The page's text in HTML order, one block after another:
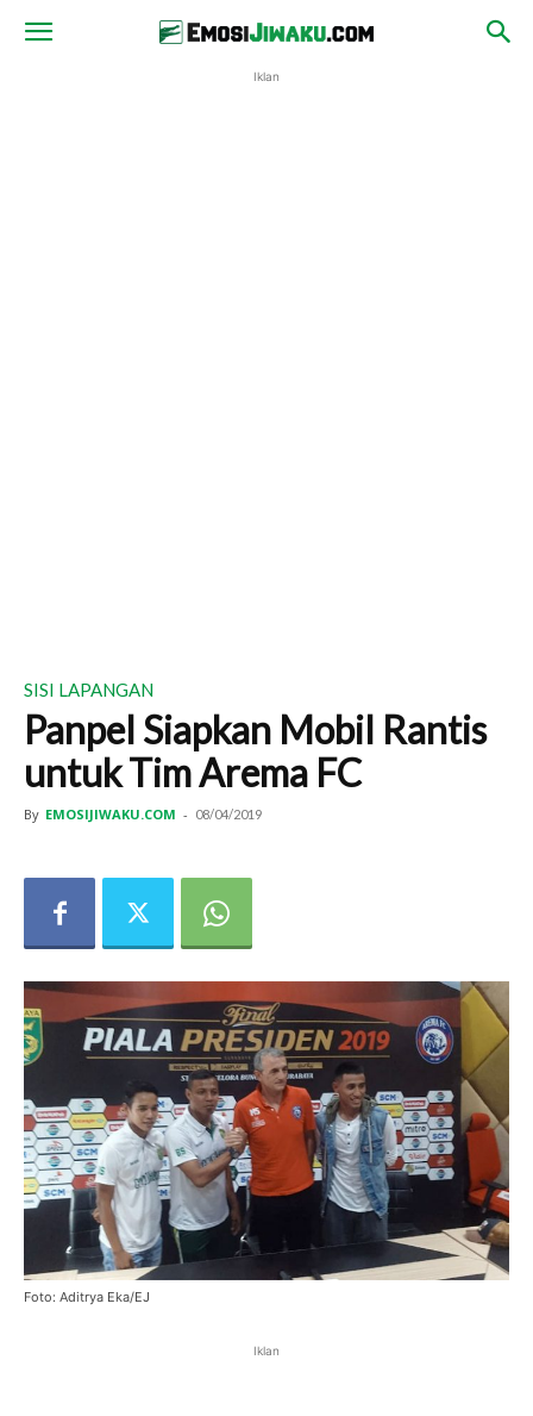
Iklan
SISI LAPANGAN
Panpel Siapkan Mobil Rantis
untuk Tim Arema FC
By EMOSIJIWAKU.COM - 08/04/2019
Foto: Aditrya Eka/EJ
Iklan